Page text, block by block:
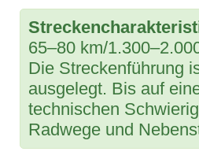
65–80 km/
Die Streckenführung
ausgelegt. Bis auf
technischen
Radwege und